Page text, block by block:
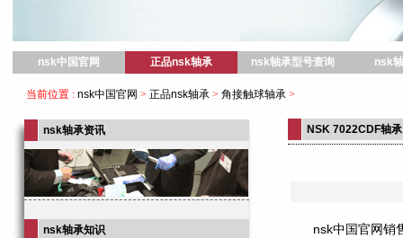
nsk中国官网 正品nsk轴承 nsk轴承型号查询 nsk
当前位置 : nsk中国官网 > 正品nsk轴承 > 角接触球轴承 >
NSK 7022CDF轴承
nsk中国官网销
nsk轴承资讯
nsk轴承知识